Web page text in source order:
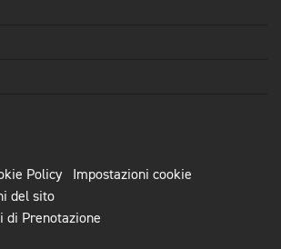
Policy
Impostazioni cookie
del sito
di Prenotazione